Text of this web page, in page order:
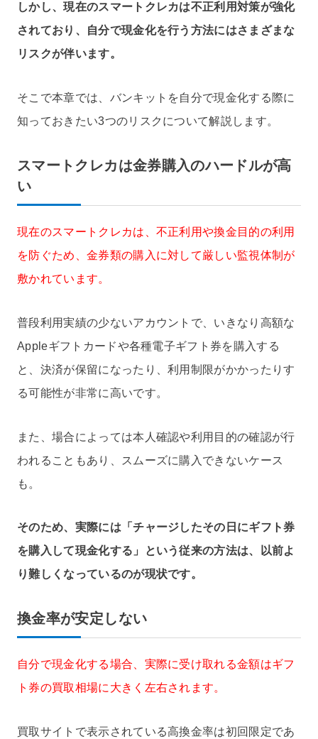
しかし、現在のスマートクレカは不正利用対策が強化
されており、自分で現金化を行う方法にはさまざまな
リスクが伴います。
そこで本章では、バンキットを自分で現金化する際に
知っておきたい3つのリスクについて解説します。
スマートクレカは金券購入のハードルが高
い
現在のスマートクレカは、不正利用や換金目的の利用
を防ぐため、金券類の購入に対して厳しい監視体制が
敷かれています。
普段利用実績の少ないアカウントで、いきなり高額な
Appleギフトカードや各種電子ギフト券を購入する
と、決済が保留になったり、利用制限がかかったりす
る可能性が非常に高いです。
また、場合によっては本人確認や利用目的の確認が行
われることもあり、スムーズに購入できないケース
も。
そのため、実際には「チャージしたその日にギフト券
を購入して現金化する」という従来の方法は、以前よ
り難しくなっているのが現状です。
換金率が安定しない
自分で現金化する場合、実際に受け取れる金額はギフ
ト券の買取相場に大きく左右されます。
買取サイトで表示されている高換金率は初回限定であ